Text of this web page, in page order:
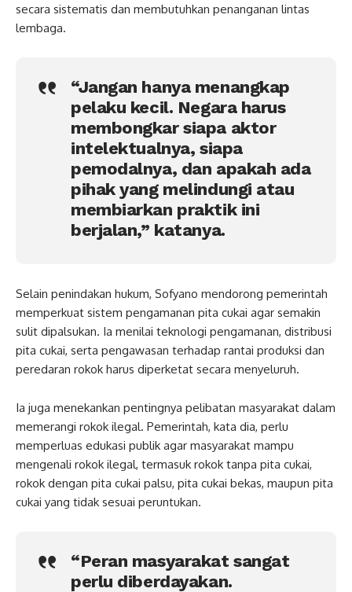
secara sistematis dan membutuhkan penanganan lintas
lembaga.
“Jangan hanya menangkap
pelaku kecil. Negara harus
membongkar siapa aktor
intelektualnya, siapa
pemodalnya, dan apakah ada
pihak yang melindungi atau
membiarkan praktik ini
berjalan,” katanya.
Selain penindakan hukum, Sofyano mendorong pemerintah
memperkuat sistem pengamanan pita cukai agar semakin
sulit dipalsukan. Ia menilai teknologi pengamanan, distribusi
pita cukai, serta pengawasan terhadap rantai produksi dan
peredaran rokok harus diperketat secara menyeluruh.
Ia juga menekankan pentingnya pelibatan masyarakat dalam
memerangi rokok ilegal. Pemerintah, kata dia, perlu
memperluas edukasi publik agar masyarakat mampu
mengenali rokok ilegal, termasuk rokok tanpa pita cukai,
rokok dengan pita cukai palsu, pita cukai bekas, maupun pita
cukai yang tidak sesuai peruntukan.
“Peran masyarakat sangat
perlu diberdayakan.